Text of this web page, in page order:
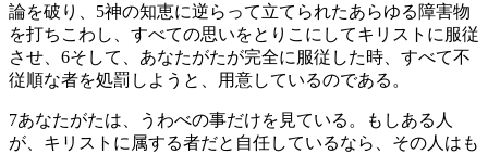
論を破り、 5神の知恵に逆らって立てられたあらゆる障害物
を打ちこわし、すべての思いをとりこにしてキリストに服従
させ、 6そして、あなたがたが完全に服従した時、すべて不
従順な者を処罰しようと、用意しているのである。
7あなたがたは、うわべの事だけを見ている。もしある人
が、キリストに属する者だと自任しているなら、その人はも